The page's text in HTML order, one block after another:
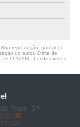
reprodução, parcial ou
do autor. Crime de
Lei 9610/98 - Lei de direitos
Paulo - SP